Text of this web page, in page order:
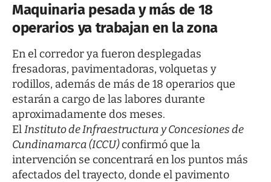
Maquinaria pesada y más de 18
operarios ya trabajan en la zona
En el corredor ya fueron desplegadas
fresadoras, pavimentadoras, volquetas y
rodillos, además de más de 18 operarios que
estarán a cargo de las labores durante
aproximadamente dos meses.
ElInstituto de Infraestructura y Concesiones de
Cundinamarca (ICCU)confirmó que la
intervención se concentrará en los puntos más
afectados del trayecto, donde el pavimento